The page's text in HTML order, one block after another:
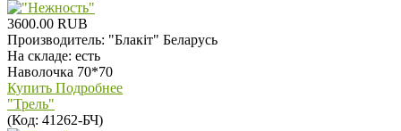
3600.00 RUB
Производитель: "Блакiт" Беларусь
На складе: есть
Наволочка 70*70
Купить Подробнее
"Трель"
(Код: 41262-БЧ)